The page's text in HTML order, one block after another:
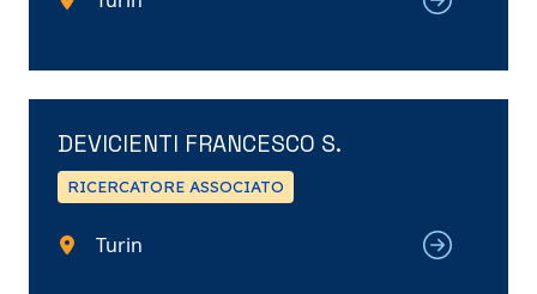
DEVICIENTI FRANCESCO S.
RICERCATORE ASSOCIATO
Turin